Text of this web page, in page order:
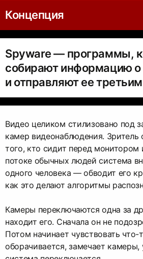
Концепция
Spyware — программы,
собирают информацию о
и отправляют ее
Видео целиком стилизовано под
камер видеонаблюдения. Зритель
того, кто сидит перед монитором
потоке обычных людей система
одного человека — обводит его
как это делают алгоритмы
Камеры переключаются одна за
находит его. Сначала он не
Потом начинает чувствовать
оборачивается, замечает камеры,